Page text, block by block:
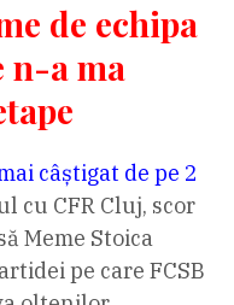
de echipa
n-a ma
câștigat de pe 2
cu CFR Cluj, scor
Meme Stoica
pe care FCSB